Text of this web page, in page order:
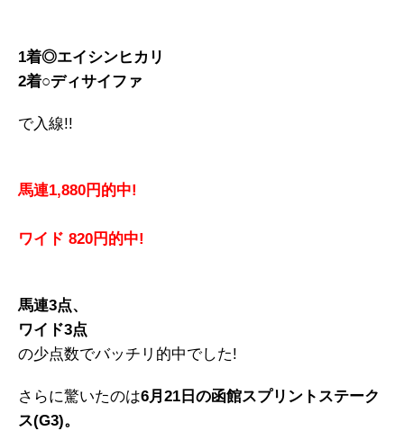
1着◎エイシンヒカリ
2着○ディサイファ
で入線!!
馬連1,880円的中!
ワイド 820円的中!
馬連3点、
ワイド3点
の少点数でバッチリ的中でした!
さらに驚いたのは6月21日の函館スプリントステーク
ス(G3)。